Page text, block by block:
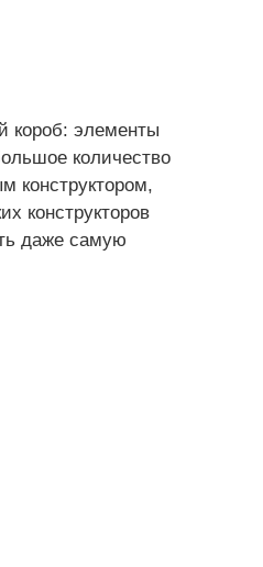
короб: элементы
количество
конструктором,
конструкторов
даже самую